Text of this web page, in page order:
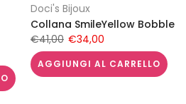
Doci's Bijoux
Collana SmileYellow Bobble
€41,00 €34,00
AGGIUNGI AL CARRELLO